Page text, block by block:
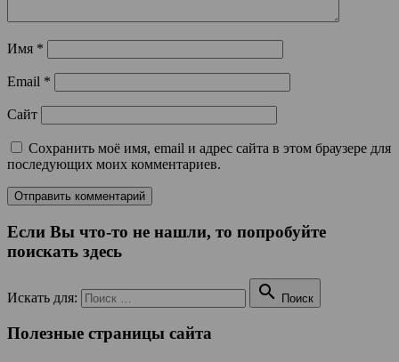
Имя *
Email *
Сайт
Сохранить моё имя, email и адрес сайта в этом браузере для
последующих моих комментариев.
Если Вы что-то не нашли, то попробуйте
поискать здесь
Искать для:  Поиск
Полезные страницы сайта